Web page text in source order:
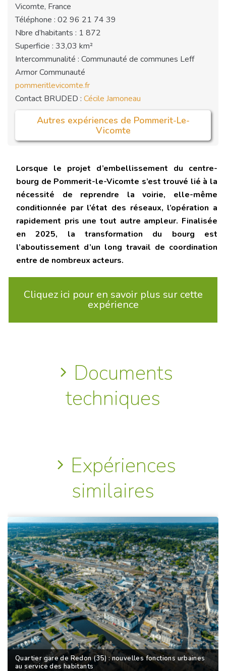
Vicomte, France
Téléphone : 02 96 21 74 39
Nbre d’habitants : 1 872
Superficie : 33,03 km²
Intercommunalité : Communauté de communes Leff
Armor Communauté
pommeritlevicomte.fr
Contact BRUDED : Cécile Jamoneau
Autres expériences de Pommerit-Le-
Vicomte
Lorsque le projet d’embellissement du centre-
bourg de Pommerit-le-Vicomte s’est trouvé lié à la
nécessité de reprendre la voirie, elle-même
conditionnée par l’état des réseaux, l’opération a
rapidement pris une tout autre ampleur. Finalisée
en 2025, la transformation du bourg est
l’aboutissement d’un long travail de coordination
entre de nombreux acteurs.
Cliquez ici pour en savoir plus sur cette
expérience
Documents
techniques
Expériences
similaires
Quartier gare de Redon (35) : nouvelles fonctions urbaines
au service des habitants